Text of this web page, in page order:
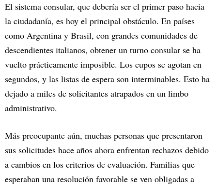
El sistema consular, que debería ser el primer paso hacia
la ciudadanía, es hoy el principal obstáculo. En países
como Argentina y Brasil, con grandes comunidades de
descendientes italianos, obtener un turno consular se ha
vuelto prácticamente imposible. Los cupos se agotan en
segundos, y las listas de espera son interminables. Esto ha
dejado a miles de solicitantes atrapados en un limbo
administrativo.
Más preocupante aún, muchas personas que presentaron
sus solicitudes hace años ahora enfrentan rechazos debido
a cambios en los criterios de evaluación. Familias que
esperaban una resolución favorable se ven obligadas a